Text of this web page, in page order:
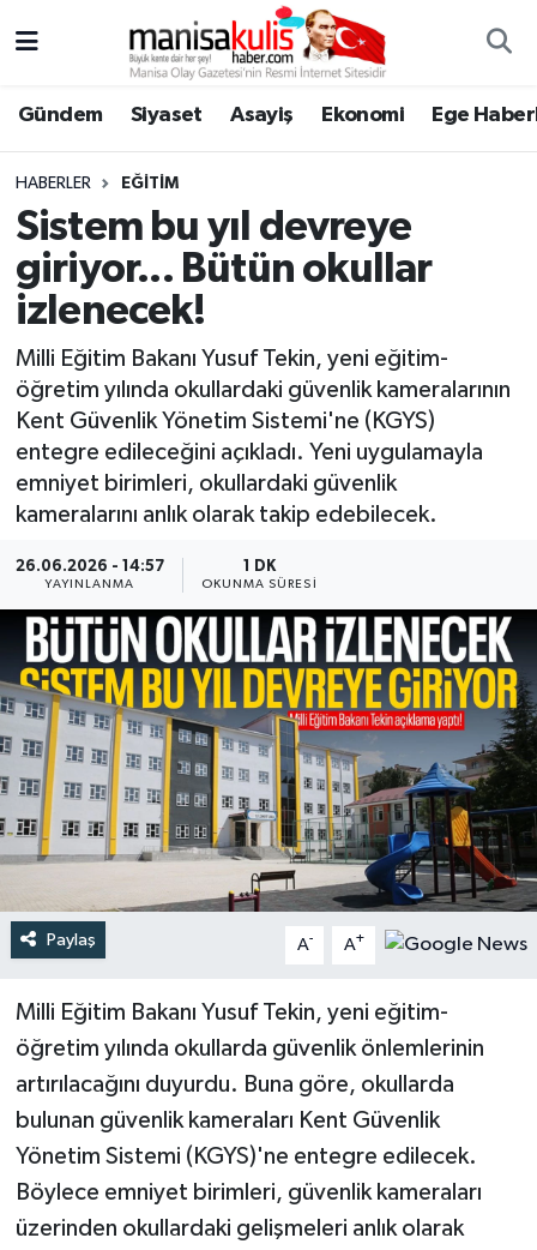
Gündem Siyaset Asayiş Ekonomi Ege
HABERLER EĞITIM
Sistem bu yıl devreye
giriyor... Bütün okullar
izlenecek!
Milli Eğitim Bakanı Yusuf Tekin, yeni eğitim-
öğretim yılında okullardaki güvenlik kameralarının
Kent Güvenlik Yönetim Sistemi'ne (KGYS)
entegre edileceğini açıkladı. Yeni uygulamayla
emniyet birimleri, okullardaki güvenlik
kameralarını anlık olarak takip edebilecek.
26.06.2026 - 14:57
YAYINLANMA
1 DK
OKUNMA SÜRESI
Paylaş A- A+
Milli Eğitim Bakanı Yusuf Tekin, yeni eğitim-
öğretim yılında okullarda güvenlik önlemlerinin
artırılacağını duyurdu. Buna göre, okullarda
bulunan güvenlik kameraları Kent Güvenlik
Yönetim Sistemi (KGYS)'ne entegre edilecek.
Böylece emniyet birimleri, güvenlik kameraları
üzerinden okullardaki gelişmeleri anlık olarak
Ege Haberleri
Ekonomi
Genel
Resmi İlan
Siyaset
Spor
Türkiye
Yaşam
Yunusemre Hava Durumu
Yunusemre Trafik Yoğunluk Haritası
Süper Lig Puan Durumu ve Fikstür
Son Dakika Haberleri
Haber Arşivi